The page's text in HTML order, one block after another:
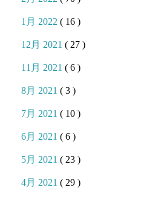
1月 2022( 16 )
12月 2021( 27 )
11月 2021( 6 )
8月 2021( 3 )
7月 2021( 10 )
6月 2021( 6 )
5月 2021( 23 )
4月 2021( 29 )